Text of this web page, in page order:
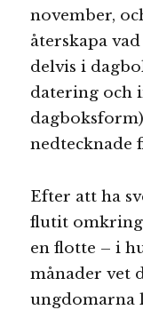
november,
återskapa
delvis i
datering och
nedtecknade
Efter att ha
flutit omkring
en flotte – i
månader vet
ungdomarna